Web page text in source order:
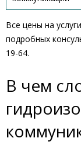
Все цены на
подробных
19-64.
В чем